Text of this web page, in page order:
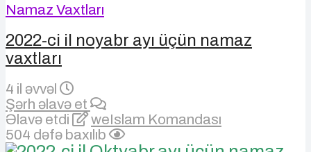
Namaz Vaxtları
2022-ci il noyabr ayı üçün namaz
vaxtları
4 il əvvəl
Şərh əlavə et
Əlavə etdi
weIslam Komandası
504 dəfə baxılıb